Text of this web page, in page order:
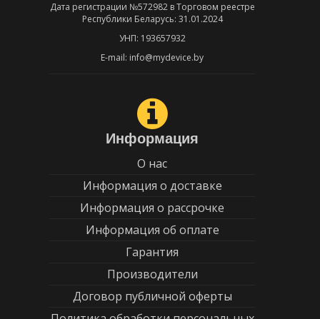
Дата регистрации №572982 в Торговом реестре
Республики Беларусь: 31.01.2024
УНП: 193657932
E-mail: info@mydevice.by
Информация
О нас
Информация о доставке
Информация о рассрочке
Информация об оплате
Гарантия
Производители
Договор публичной оферты